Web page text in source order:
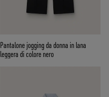
Pantalone jogging da donna in lana
leggera di colore nero